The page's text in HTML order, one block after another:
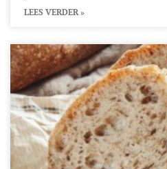
LEES VERDER »